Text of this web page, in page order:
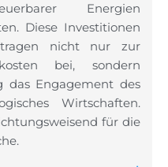
Energien
Diese Investitionen
nicht nur zur
bei, sondern
das Engagement des
Wirtschaften.
für die